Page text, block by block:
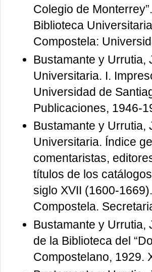
Colegio de
Biblioteca
Compostela:
Bustamante y Urrutia,
Universitaria. I.
Universidad de
Publicaciones, 1946-
Bustamante y Urrutia,
Universitaria. Índice
comentaristas,
títulos de los
siglo XVII (1600-
Compostela.
Bustamante y Urrutia,
de la Biblioteca del
Compostelano, 1929.